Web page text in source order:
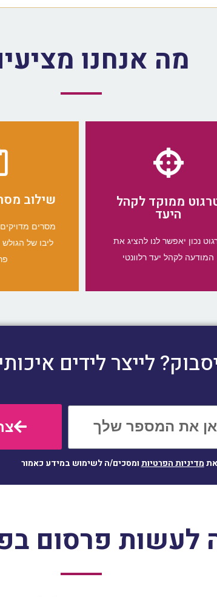
מה אנחנו
ממוקד לקהל
היעד
נכון יאפשר לנו להציג את
המודעה לקהל יעד רלוונטי
טרגוט ממוקד לקהל
אנו נפלח היטב את קהל היעד
המתאים למוצר/השירות של בית
תחומי התעניינות ועוד.
שילוב
מסרים
ליבו של הגולש
שילוב
אנו נעלה
לייצר לידים
מדיניות הפרטיותומסכים/ה לשימוש במידע כאמור
לעשות פרסום